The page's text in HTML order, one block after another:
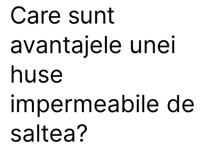
Care sunt
avantajele unei
huse
impermeabile de
saltea?